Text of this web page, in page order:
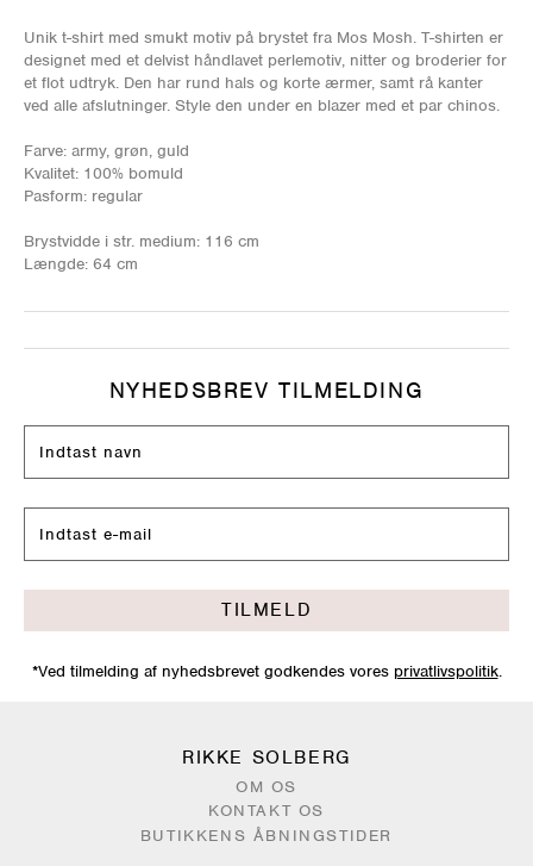
Unik t-shirt med smukt motiv på brystet fra Mos Mosh. T-shirten er
designet med et delvist håndlavet perlemotiv, nitter og broderier for
et flot udtryk. Den har rund hals og korte ærmer, samt rå kanter
ved alle afslutninger. Style den under en blazer med et par chinos.
Farve: army, grøn, guld
Kvalitet: 100% bomuld
Pasform: regular
Brystvidde i str. medium: 116 cm
Længde: 64 cm
NYHEDSBREV TILMELDING
TILMELD
*Ved tilmelding af nyhedsbrevet godkendes vores privatlivspolitik.
RIKKE SOLBERG
OM OS
KONTAKT OS
BUTIKKENS ÅBNINGSTIDER